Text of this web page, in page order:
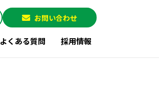
お問い合わせ
よくある質問 採用情報